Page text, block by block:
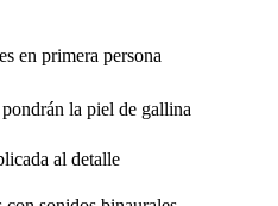
en primera persona
la piel de gallina
al detalle